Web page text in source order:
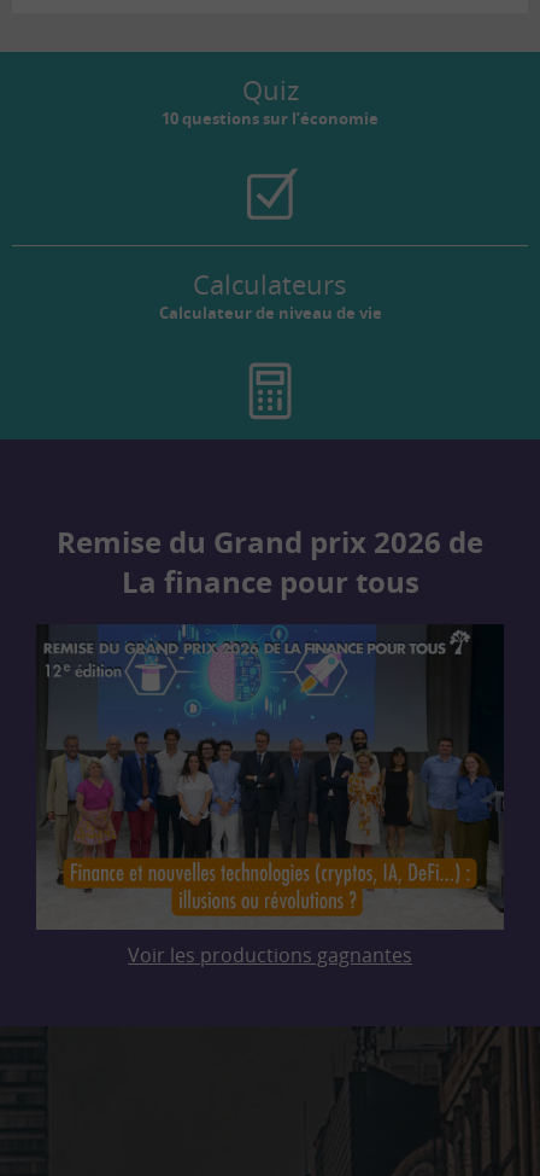
Quiz
10 questions sur l’économie
Calculateurs
Calculateur de niveau de vie
Remise du Grand prix 2026 de
La finance pour tous
Voir les productions gagnantes